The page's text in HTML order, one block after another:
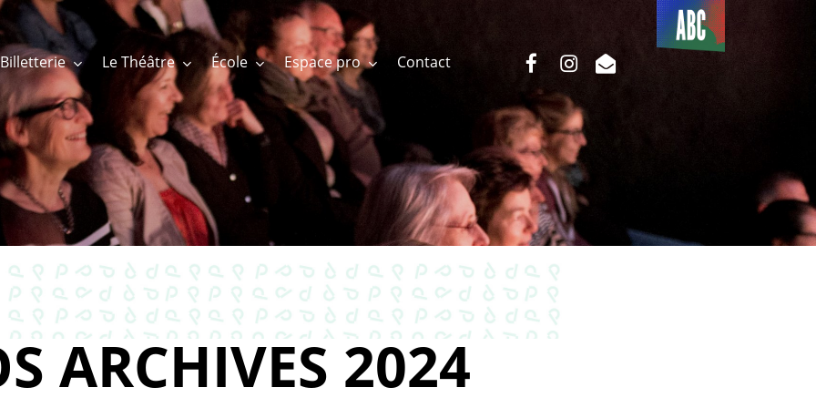
Billetterie Le Théâtre École Espace pro Contact
Du côté
de l’ABC
facebookinstagram
email
ARCHIVES 2024